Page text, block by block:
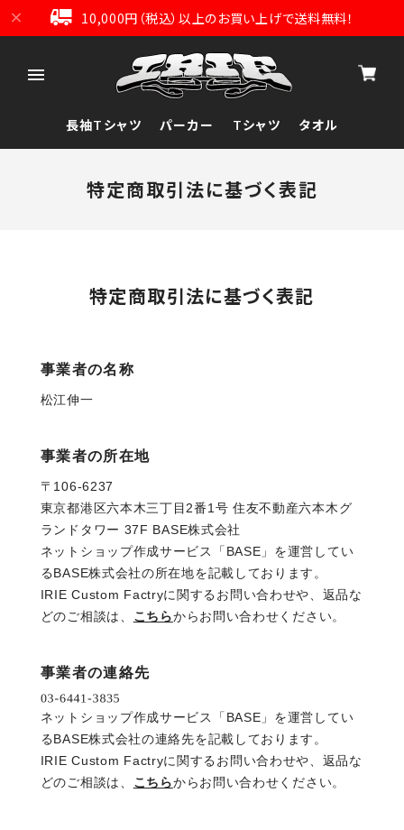
10,000円（税込）以上のお買い上げで送料無料！
長袖Tシャツ パーカー Tシャツ タオル
特定商取引法に基づく表記
特定商取引法に基づく表記
事業者の名称
松江伸一
事業者の所在地
〒106-6237
東京都港区六本木三丁目2番1号 住友不動産六本木グ
ランドタワー 37F BASE株式会社
ネットショップ作成サービス「BASE」を運営してい
るBASE株式会社の所在地を記載しております。
IRIE Custom Factryに関するお問い合わせや、返品な
どのご相談は、 こちらからお問い合わせください。
事業者の連絡先
ネットショップ作成サービス「BASE」を運営してい
るBASE株式会社の連絡先を記載しております。
IRIE Custom Factryに関するお問い合わせや、返品な
どのご相談は、 こちらからお問い合わせください。